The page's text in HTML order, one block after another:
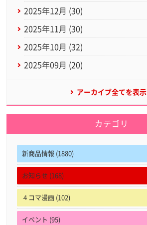
2025年12月 (30)
2025年11月 (30)
2025年10月 (32)
2025年09月 (20)
アーカイブ全てを表示
カテゴリ
新商品情報 (1880)
お知らせ (168)
４コマ漫画 (102)
イベント (95)